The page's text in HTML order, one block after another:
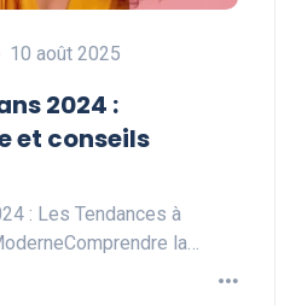
10 août 2025
2024 :
et conseils
: Les Tendances à
la…